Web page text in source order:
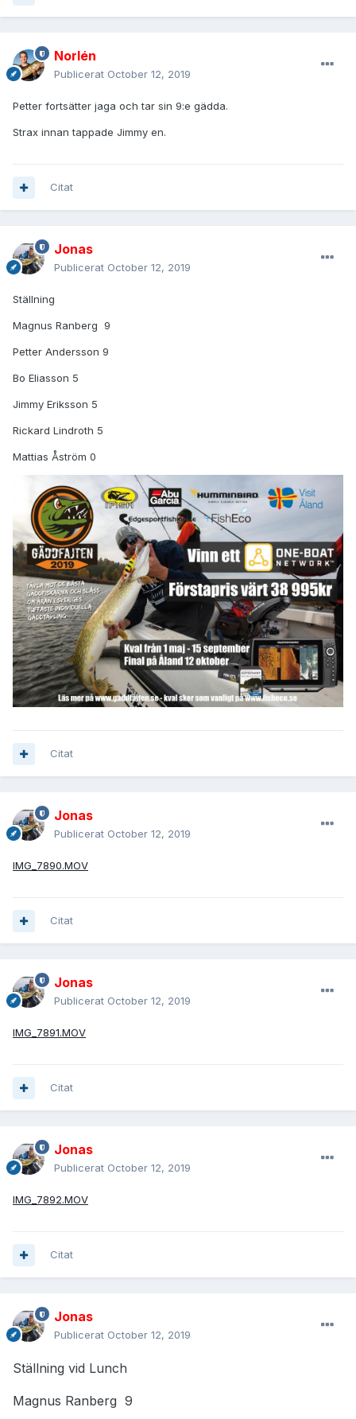
Norlén
Publicerat October 12, 2019
Petter fortsätter jaga och tar sin 9:e gädda.
Strax innan tappade Jimmy en.
Citat
Jonas
Publicerat October 12, 2019
Ställning
Magnus Ranberg 9
Petter Andersson 9
Bo Eliasson 5
Jimmy Eriksson 5
Rickard Lindroth 5
Mattias Åström 0
Citat
Jonas
Publicerat October 12, 2019
IMG_7890.MOV
Citat
Jonas
Publicerat October 12, 2019
IMG_7891.MOV
Citat
Jonas
Publicerat October 12, 2019
IMG_7892.MOV
Citat
Jonas
Publicerat October 12, 2019
Ställning vid Lunch
Magnus Ranberg 9